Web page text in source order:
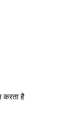
करता है